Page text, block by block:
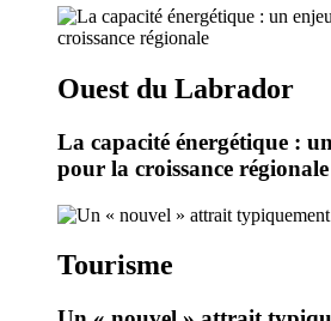
Ouest du Labrador
La capacité énergétique :
pour la croissance régionale
Tourisme